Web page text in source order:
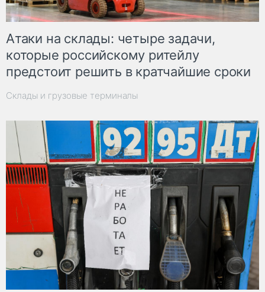
Атаки на склады: четыре задачи,
которые российскому ритейлу
предстоит решить в кратчайшие сроки
Склады и грузовые терминалы